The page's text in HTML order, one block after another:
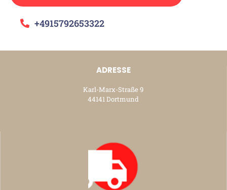
+4915792653322
ADRESSE
Karl-Marx-Straße 9
44141 Dortmund